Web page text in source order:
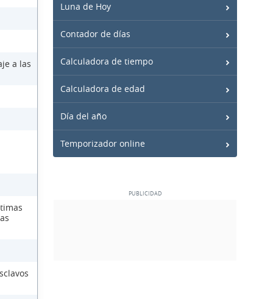
a las
Luna de Hoy
Contador de días
Calculadora de tiempo
Calculadora de edad
Día del año
Temporizador online